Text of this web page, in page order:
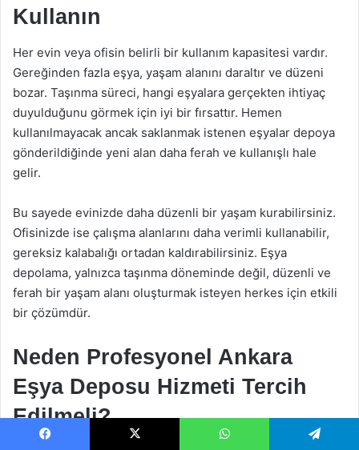
Kullanın
Her evin veya ofisin belirli bir kullanım kapasitesi vardır.
Gereğinden fazla eşya, yaşam alanını daraltır ve düzeni
bozar. Taşınma süreci, hangi eşyalara gerçekten ihtiyaç
duyulduğunu görmek için iyi bir fırsattır. Hemen
kullanılmayacak ancak saklanmak istenen eşyalar depoya
gönderildiğinde yeni alan daha ferah ve kullanışlı hale
gelir.
Bu sayede evinizde daha düzenli bir yaşam kurabilirsiniz.
Ofisinizde ise çalışma alanlarını daha verimli kullanabilir,
gereksiz kalabalığı ortadan kaldırabilirsiniz. Eşya
depolama, yalnızca taşınma döneminde değil, düzenli ve
ferah bir yaşam alanı oluşturmak isteyen herkes için etkili
bir çözümdür.
Neden Profesyonel Ankara
Eşya Deposu Hizmeti Tercih
Edilmeli?